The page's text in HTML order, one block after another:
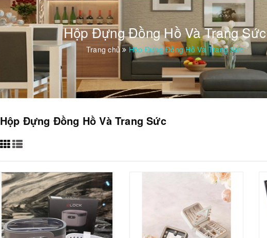
Hộp Đựng Đồng Hồ Và Trang Sức
Trang chủ Hộp Đựng Đồng Hồ Và Trang Sức
Hộp Đựng Đồng Hồ Và Trang Sức